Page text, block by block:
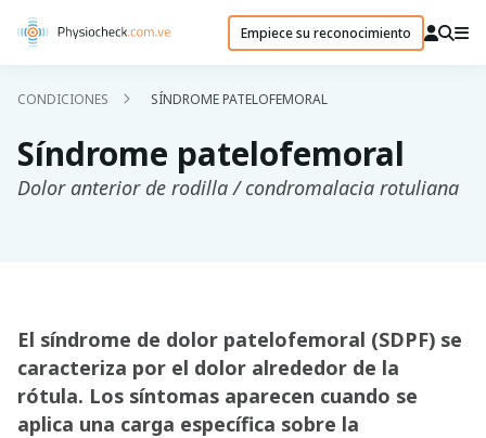
Empiece su reconocimiento
CONDICIONES SÍNDROME PATELOFEMORAL
Síndrome patelofemoral
Dolor anterior de rodilla / condromalacia rotuliana
El síndrome de dolor patelofemoral (SDPF) se
caracteriza por el dolor alrededor de la
rótula. Los síntomas aparecen cuando se
aplica una carga específica sobre la